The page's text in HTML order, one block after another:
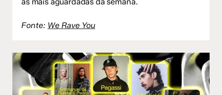
as mais aguardadas da semana.
Fonte: We Rave You